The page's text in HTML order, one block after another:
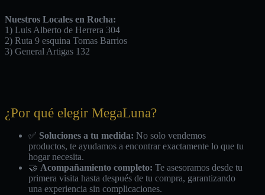
Nuestros Locales en Rocha:
1) Luis Alberto de Herrera 304
2) Ruta 9 esquina Tomas Barrios
3) General Artigas 132
¿Por qué elegir MegaLuna?
✅ Soluciones a tu medida: No solo vendemos
productos, te ayudamos a encontrar exactamente lo que tu
hogar necesita.
🤝 Acompañamiento completo: Te asesoramos desde tu
primera visita hasta después de tu compra, garantizando
una experiencia sin complicaciones.